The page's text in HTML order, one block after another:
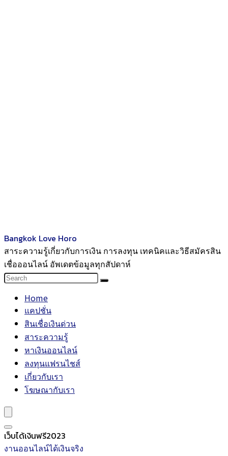
Bangkok Love Horo
สาระความรู้เกี่ยวกับการเงิน การลงทุน เทคนิคและวิธีสมัครสิน
เชื่อออนไลน์ อัพเดตข้อมูลทุกสัปดาห์
Home
แคปชั่น
สินเชื่อเงินด่วน
สาระความรู้
หาเงินออนไลน์
ลงทุนแฟรนไชส์
เกี่ยวกับเรา
โฆษณากับเรา
เว็บได้เงินฟรี2023
งานออนไลน์ได้เงินจริง